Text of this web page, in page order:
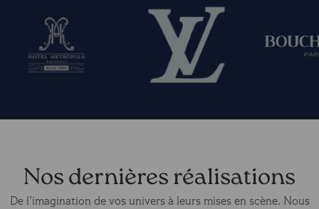
Nos dernières réalisations
De l’imagination de vos univers à leurs mises en scène. Nous